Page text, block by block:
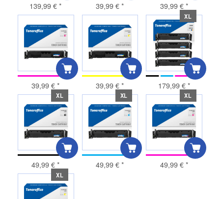
139,99 €* 39,99 €* 39,99 €*
39,99 €* 39,99 €*
XL
179,99 €*
XL
49,99 €*
XL
49,99 €*
XL
49,99 €*
XL